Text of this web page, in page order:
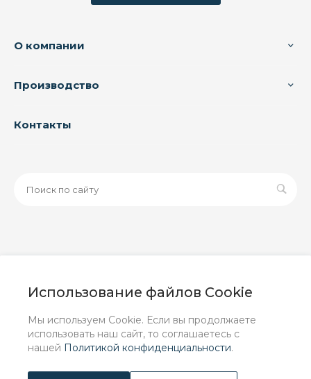
Использование файлов Cookie
Мы используем Cookie. Если вы продолжаете
использовать наш сайт, то соглашаетесь с
нашей Политикой конфиденциальности.
О компании
Производство
Контакты
информационный характер и ни при каких условиях не
положениями Статьи 437 (2) ГК РФ.